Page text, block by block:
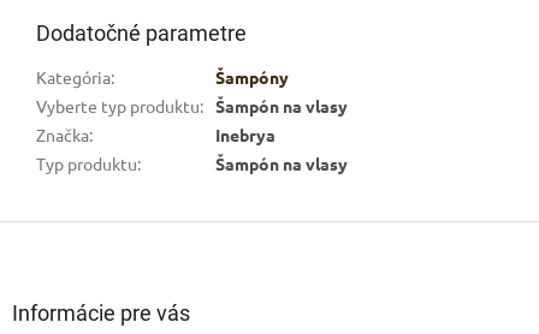
Dodatočné parametre
Kategória:
Šampóny
Vyberte typ produktu: Šampón na vlasy
Značka:
Inebrya
Typ produktu: Šampón na vlasy
Informácie pre vás